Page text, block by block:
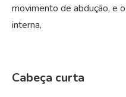
movimento de abdução, e
interna,
Cabeça curta